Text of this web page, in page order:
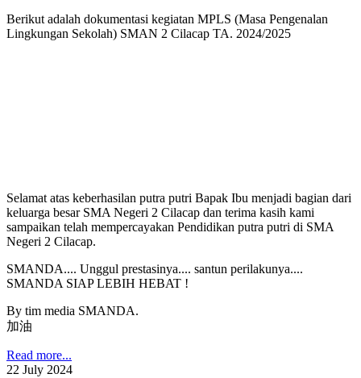
Berikut adalah dokumentasi kegiatan MPLS (Masa Pengenalan
Lingkungan Sekolah) SMAN 2 Cilacap TA. 2024/2025
Selamat atas keberhasilan putra putri Bapak Ibu menjadi bagian dari
keluarga besar SMA Negeri 2 Cilacap dan terima kasih kami
sampaikan telah mempercayakan Pendidikan putra putri di SMA
Negeri 2 Cilacap.
SMANDA.... Unggul prestasinya.... santun perilakunya....
SMANDA SIAP LEBIH HEBAT !
By tim media SMANDA.
加油
Read more...
22 July 2024